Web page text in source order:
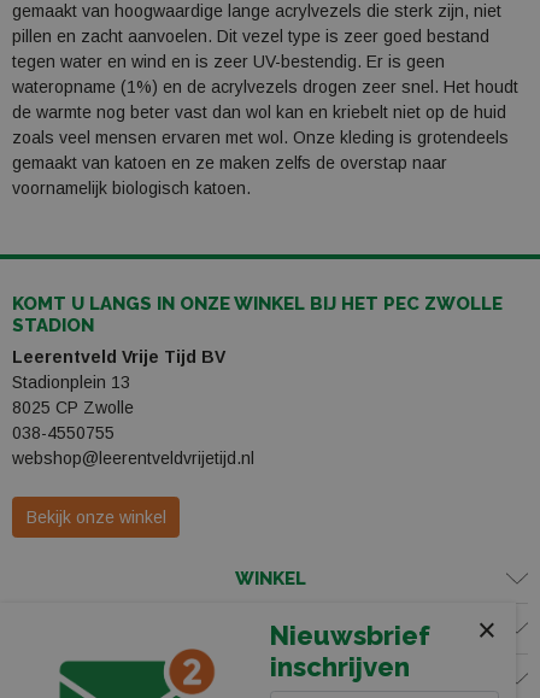
gemaakt van hoogwaardige lange acrylvezels die sterk zijn, niet
pillen en zacht aanvoelen. Dit vezel type is zeer goed bestand
tegen water en wind en is zeer UV-bestendig. Er is geen
wateropname (1%) en de acrylvezels drogen zeer snel. Het houdt
de warmte nog beter vast dan wol kan en kriebelt niet op de huid
zoals veel mensen ervaren met wol. Onze kleding is grotendeels
gemaakt van katoen en ze maken zelfs de overstap naar
voornamelijk biologisch katoen.
KOMT U LANGS IN ONZE WINKEL BIJ HET PEC ZWOLLE
STADION
Leerentveld Vrije Tijd BV
Stadionplein 13
8025 CP Zwolle
038-4550755
webshop@leerentveldvrijetijd.nl
Bekijk onze winkel
WINKEL
KLANTENSERVICE
VOLG ONS
×
Nieuwsbrief
inschrijven